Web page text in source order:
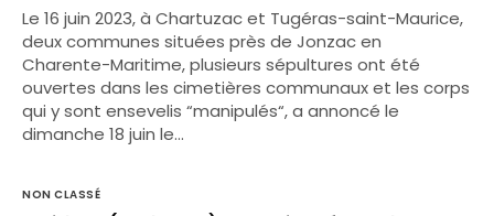
Le 16 juin 2023, à Chartuzac et Tugéras-saint-Maurice,
deux communes situées près de Jonzac en
Charente-Maritime, plusieurs sépultures ont été
ouvertes dans les cimetières communaux et les corps
qui y sont ensevelis “manipulés“, a annoncé le
dimanche 18 juin le…
NON CLASSÉ